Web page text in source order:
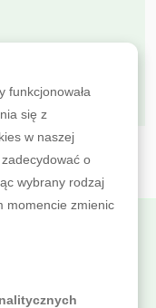
funkcjonowała
się z
w naszej
o
wybrany rodzaj
momencie zmienic